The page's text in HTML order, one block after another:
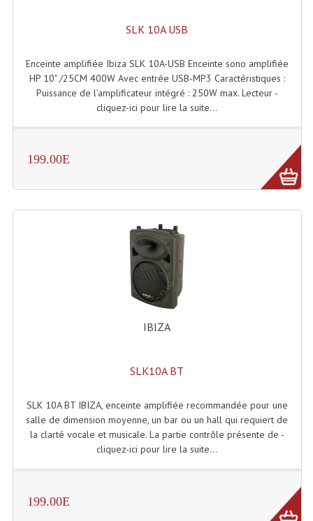
Angles Structure TRIO290
Angles Structure Triodéco
Cercle Struct Carrée 290
Cercle Struct Triangulaire290
Crochets Et Accessoires
Embases Pour Structure
Grill Auto-Porté
Pieds De Levage
Ponts - Portiques
SLK 10A USB
Enceinte amplifiée Ibiza SLK 10A-USB Enceinte sono amplifiée
HP 10" /25CM 400W Avec entrée USB-MP3 Caractéristiques :
Puissance de l’amplificateur intégré : 250W max. Lecteur -
cliquez-ici pour lire la suite...
199.00E
IBIZA
SLK10A BT
SLK 10A BT IBIZA, enceinte amplifiée recommandée pour une
salle de dimension moyenne, un bar ou un hall qui requiert de
la clarté vocale et musicale. La partie contrôle présente de -
cliquez-ici pour lire la suite...
199.00E